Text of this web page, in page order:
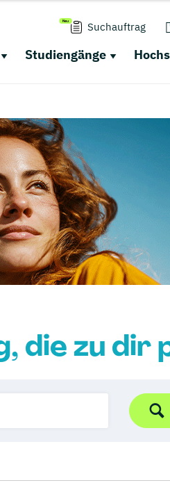
Suchauftrag
Studiengänge
die zu dir